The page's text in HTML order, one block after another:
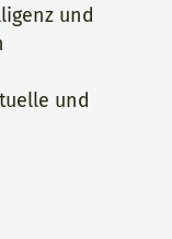
und
und